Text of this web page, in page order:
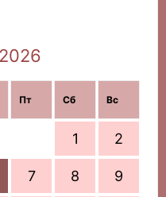
Пт Сб Вс
1 2
7 8 9